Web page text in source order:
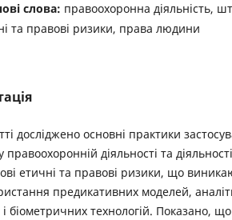
слова: правоохоронна діяльність,
та правові ризики, права людини
досліджено основні практики
правоохоронній діяльності та
етичні та правові ризики, що
предикативних моделей,
і біометричних технологій. Показано,